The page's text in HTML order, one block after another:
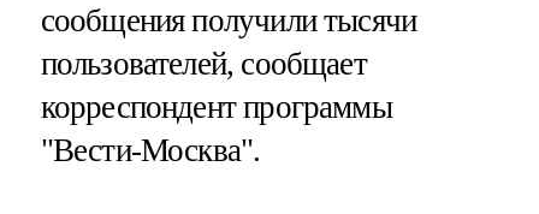
сообщения получили тысячи
пользователей, сообщает
корреспондент программы
"Вести-Москва".